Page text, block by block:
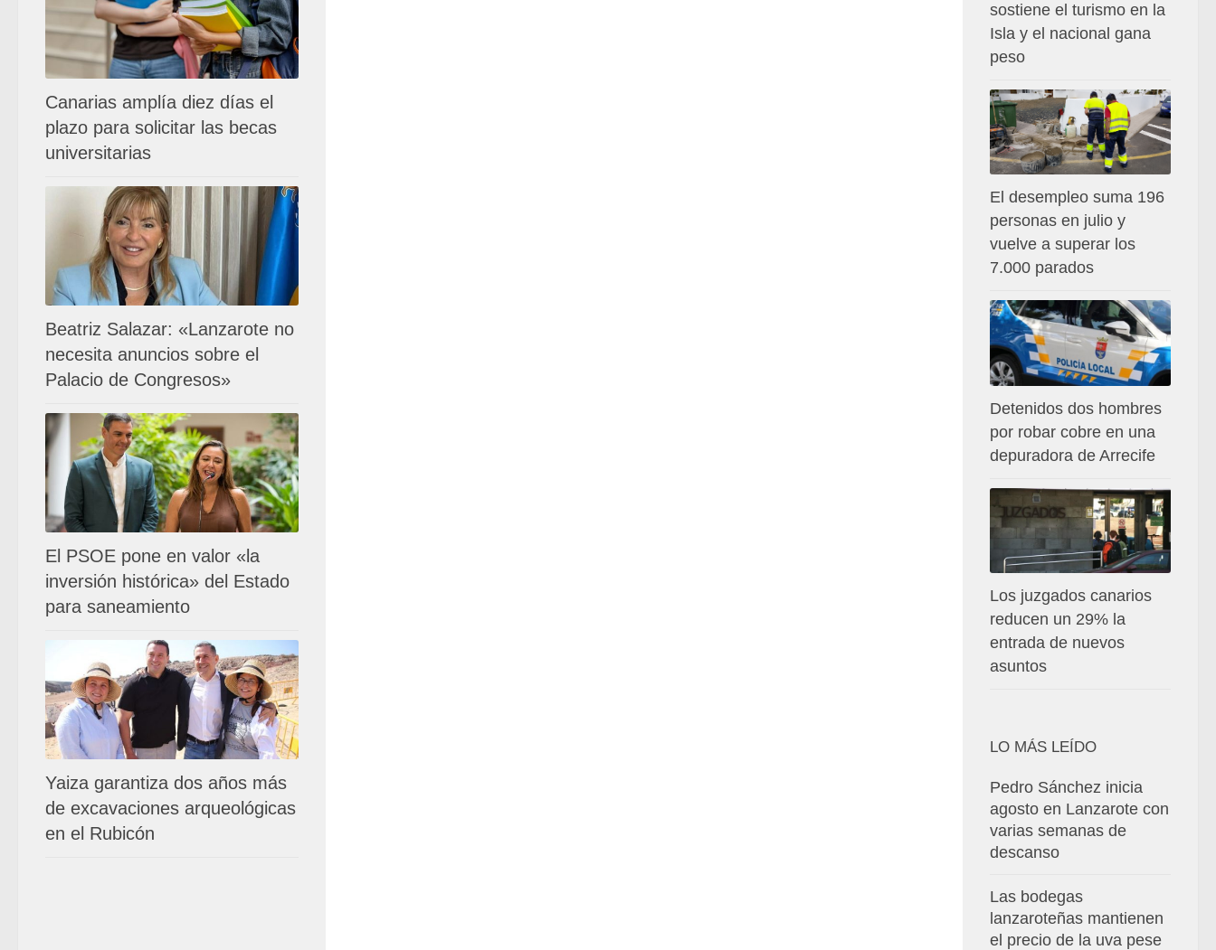
Canarias amplía diez días el
plazo para solicitar las becas
universitarias
Beatriz Salazar: «Lanzarote no
necesita anuncios sobre el
Palacio de Congresos»
El PSOE pone en valor «la
inversión histórica» del Estado
para saneamiento
Yaiza garantiza dos años más
de excavaciones arqueológicas
en el Rubicón
sostiene el turismo en la
Isla y el nacional gana
peso
El desempleo suma 196
personas en julio y
vuelve a superar los
7.000 parados
Detenidos dos hombres
por robar cobre en una
depuradora de Arrecife
Los juzgados canarios
reducen un 29% la
entrada de nuevos
asuntos
LO MÁS LEÍDO
Pedro Sánchez inicia
agosto en Lanzarote con
varias semanas de
descanso
Las bodegas
lanzaroteñas mantienen
el precio de la uva pese